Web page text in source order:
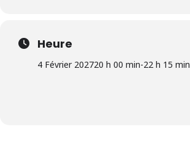
Heure
4 Février 202720 h 00 min-22 h 15 min